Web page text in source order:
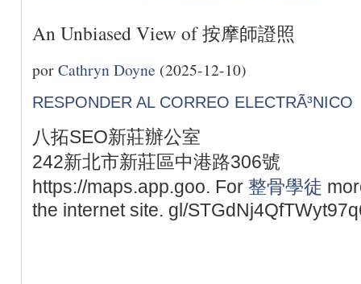
An Unbiased View of 按摩師證照
porCathryn Doyne (2025-12-10)
RESPONDER AL CORREO ELECTRÃ³NICO
八拓SEO新莊辦公室
242新北市新莊區中港路306號
https://maps.app.goo. For 整骨學徒
the internet site. gl/